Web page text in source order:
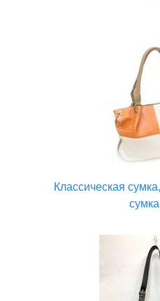
Классическая